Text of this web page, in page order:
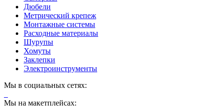
Дюбели
Метрический крепеж
Монтажные системы
Расходные материалы
Шурупы
Хомуты
Заклепки
Электроинструменты
Мы в социальных сетях:
Мы на макетплейсах: